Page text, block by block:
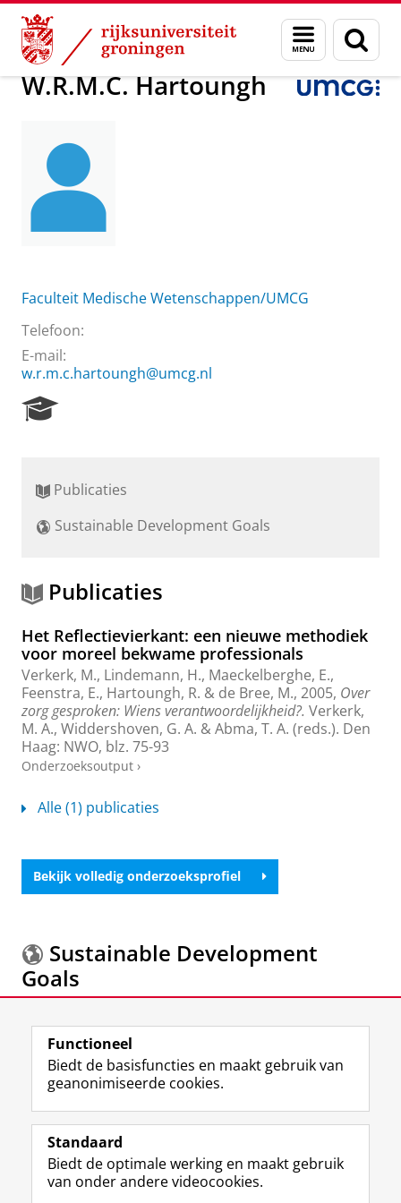
Skip
Content
Skip
Navigation
Menu
en
zoeken
Over ons W.R.M.C. Hartoungh
W.R.M.C. Hartoungh
Faculteit Medische Wetenschappen/UMCG
Telefoon:
E-mail:
w.r.m.c.hartoungh@umcg.nl
r
h
r
t
l
Publicaties
Sustainable Development Goals
Publicaties
Het Reflectievierkant: een nieuwe methodiek
voor moreel bekwame professionals
Verkerk, M., Lindemann, H., Maeckelberghe, E.,
Feenstra, E., Hartoungh, R. & de Bree, M., 2005, Over
zorg gesproken: Wiens verantwoordelijkheid?. Verkerk,
M. A., Widdershoven, G. A. & Abma, T. A. (reds.). Den
Haag: NWO, blz. 75-93
Onderzoeksoutput ›
Alle (1) publicaties
Bekijk volledig onderzoeksprofiel
Sustainable Development
Goals
Meer informatie over deSustainable Development
Goals.
Volg de RUG
F
a
e
b
L
i
k
e
R
S
-
f
I
n
t
Y
o
T
Studiekiezers
Functioneel
Biedt de basisfuncties en maakt gebruik van
geanonimiseerde cookies.
Standaard
Biedt de optimale werking en maakt gebruik
van onder andere videocookies.